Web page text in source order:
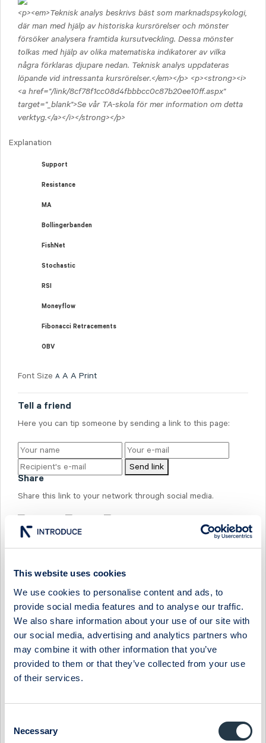
This website uses cookies
We use cookies to personalise content and ads, to
provide social media features and to analyse our traffic.
We also share information about your use of our site with
our social media, advertising and analytics partners who
may combine it with other information that you’ve
provided to them or that they’ve collected from your use
of their services.
Selection
Necessary
<p><em>Teknisk analys beskrivs bäst som marknadspsykologi,
där man med hjälp av historiska kursrörelser och mönster
försöker analysera framtida kursutveckling. Dessa mönster
tolkas med hjälp av olika matematiska indikatorer av vilka
några förklaras djupare nedan. Teknisk analys uppdateras
löpande vid intressanta kursrörelser.</em></p> <p><strong><i>
<a href="/link/8cf78f1cc08d4fbbbcc0c87b20ee10ff.aspx"
target="_blank">Se vår TA-skola för mer information om detta
verktyg.</a></i></strong></p>
Explanation
Support
Resistance
MA
Bollingerbanden
FishNet
Stochastic
RSI
Moneyflow
Fibonacci Retracements
OBV
Font Size A A A Print
Tell a friend
Here you can tip someone by sending a link to this page:
Send link
Share
Share this link to your network through social media.
Studsvik: Utbrott i RSI (TA)
Studsvik (TA) – Positiv divergens i OBV & RSI
08:01 / 20 December 2017Studsvik Teknisk analys
Studsvik – (TA) Fortsatt konsolidering kring
MA200
Studsvik - (TA) Finner stöd vid MA200